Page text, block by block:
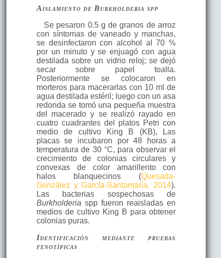
Aislamiento de Burkholderia spp
Se pesaron 0.5 g de granos de arroz
con síntomas de vaneado y manchas,
se desinfectaron con alcohol al 70 %
por un minuto y se enjuagó con agua
destilada sobre un vidrio reloj; se dejó
secar sobre papel toalla.
Posteriormente se colocaron en
morteros para macerarlas con 10 ml de
agua destilada estéril; luego con un asa
redonda se tomó una pequeña muestra
del macerado y se realizó rayado en
cuatro cuadrantes del platos Petri con
medio de cultivo King B (KB), Las
placas se incubaron por 48 horas a
temperatura de 30 °C, para observar el
crecimiento de colonias circulares y
convexas de color amarillento con
halos blanquecinos (Quesada-
González y García-Santamaría, 2014).
Las bacterias sospechosas de
Burkholderia spp fueron reaisladas en
medios de cultivo King B para obtener
colonias puras.
Identificación mediante pruebas
fenotípicas